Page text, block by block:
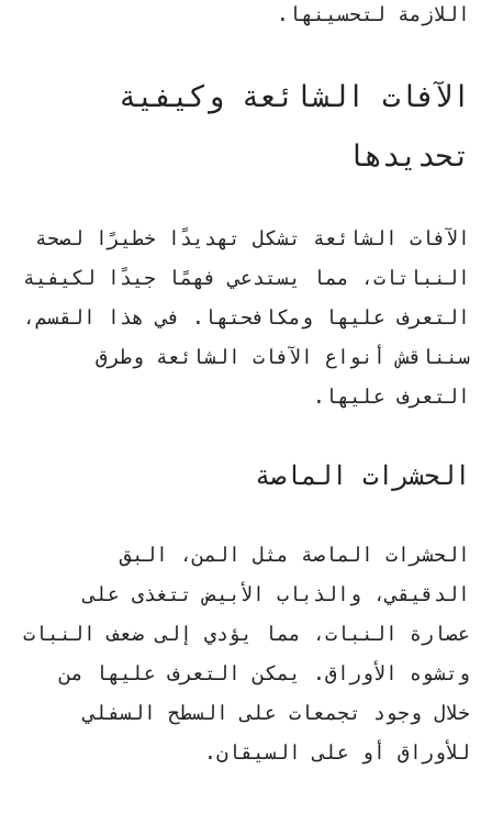
اللازمة لتحسينها.
الآفات الشائعة وكيفية
تحديدها
الآفات الشائعة تشكل تهديدًا خطيرًا لصحة
النباتات، مما يستدعي فهمًا جيدًا لكيفية
التعرف عليها ومكافحتها. في هذا القسم،
سنناقش أنواع الآفات الشائعة وطرق
التعرف عليها.
الحشرات الماصة
الحشرات الماصة مثل المن، البق
الدقيقي، والذباب الأبيض تتغذى على
عصارة النبات، مما يؤدي إلى ضعف النبات
وتشوه الأوراق. يمكن التعرف عليها من
خلال وجود تجمعات على السطح السفلي
للأوراق أو على السيقان.